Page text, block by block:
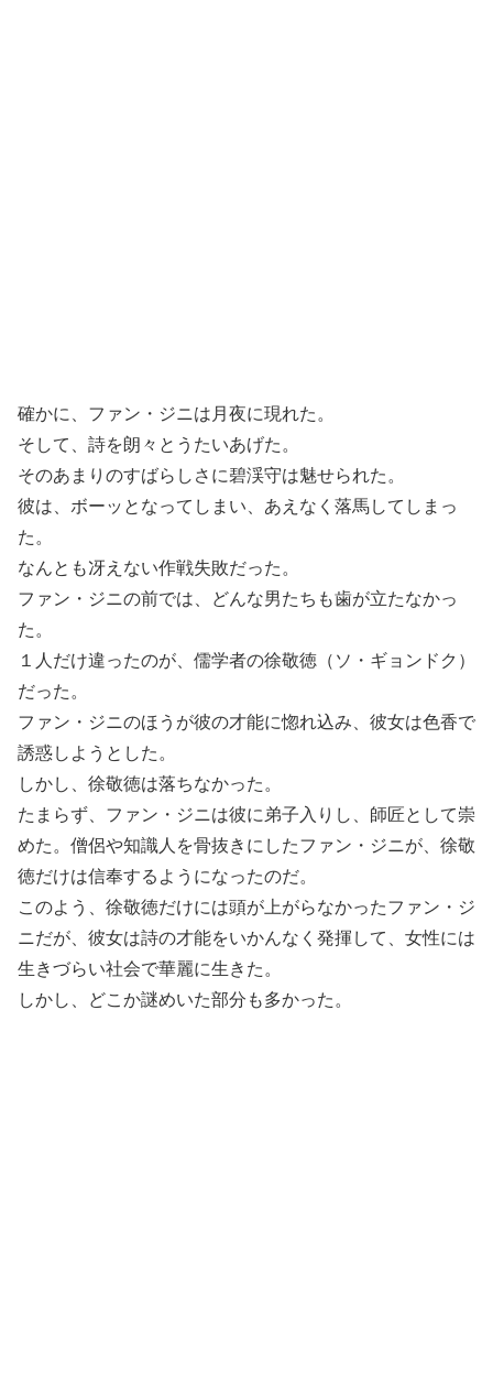
確かに、ファン・ジニは月夜に現れた。
そして、詩を朗々とうたいあげた。
そのあまりのすばらしさに碧渓守は魅せられた。
彼は、ボーッとなってしまい、あえなく落馬してしまっ
た。
なんとも冴えない作戦失敗だった。
ファン・ジニの前では、どんな男たちも歯が立たなかっ
た。
１人だけ違ったのが、儒学者の徐敬徳（ソ・ギョンドク）
だった。
ファン・ジニのほうが彼の才能に惚れ込み、彼女は色香で
誘惑しようとした。
しかし、徐敬徳は落ちなかった。
たまらず、ファン・ジニは彼に弟子入りし、師匠として崇
めた。僧侶や知識人を骨抜きにしたファン・ジニが、徐敬
徳だけは信奉するようになったのだ。
このよう、徐敬徳だけには頭が上がらなかったファン・ジ
ニだが、彼女は詩の才能をいかんなく発揮して、女性には
生きづらい社会で華麗に生きた。
しかし、どこか謎めいた部分も多かった。